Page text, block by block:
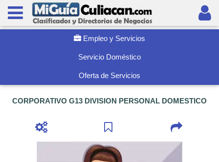
Empleo y Servicios
Servicio Doméstico
Oferta de Servicios
CORPORATIVO G13 DIVISION PERSONAL DOMESTICO